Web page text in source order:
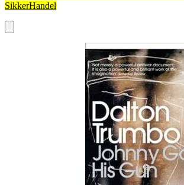
SikkerHandel